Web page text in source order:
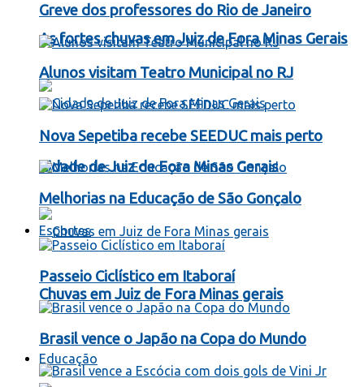
As fortes chuvas em Juiz de Fora Minas Gerais
Cidade de Juiz de Fora Minas Gerais
Chuvas em Juiz de Fora Minas gerais
Educação
Greve dos professores do Rio de Janeiro
Alunos visitam Teatro Municipal no RJ
Nova Sepetiba recebe SEEDUC mais perto
Melhorias na Educação de São Gonçalo
Esportes
Passeio Ciclístico em Itaboraí
Brasil vence o Japão na Copa do Mundo